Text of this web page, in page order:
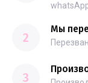
2
Мы
3